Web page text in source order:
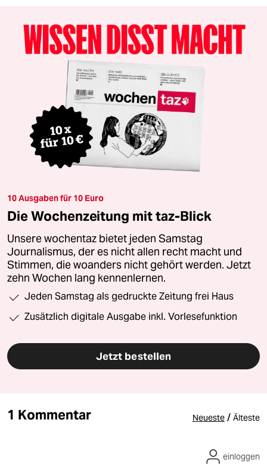
10 Ausgaben für 10 Euro
Die Wochenzeitung mit taz-Blick
Unsere wochentaz bietet jeden Samstag
Journalismus, der es nicht allen recht macht und
Stimmen, die woanders nicht gehört werden. Jetzt
zehn Wochen lang kennenlernen.
Jeden Samstag als gedruckte Zeitung frei Haus
Zusätzlich digitale Ausgabe inkl. Vorlesefunktion
Jetzt bestellen
1 Kommentar Neueste / Älteste
einloggen